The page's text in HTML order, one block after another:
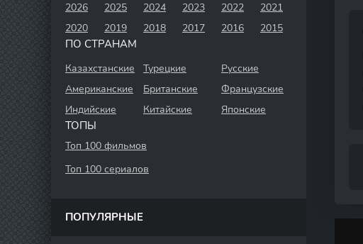
2026 2025 2024 2023 2022
2021
2020
2019 2018 2017 2016 2015
ПО СТРАНАМ
Казахстанские Турецкие
Русские
Американские
Британские
Французские
Индийские
Китайские Японские
ТОПЫ
Топ 100 фильмов
Топ 100 сериалов
ПОПУЛЯРНЫЕ